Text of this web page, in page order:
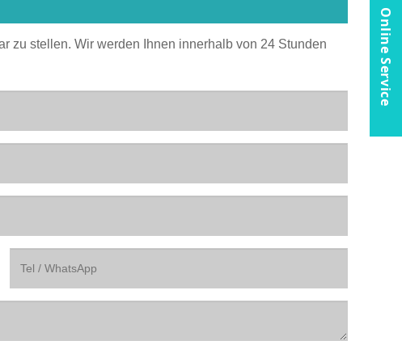
zu stellen. Wir werden Ihnen innerhalb von 24 Stunden
Online Service